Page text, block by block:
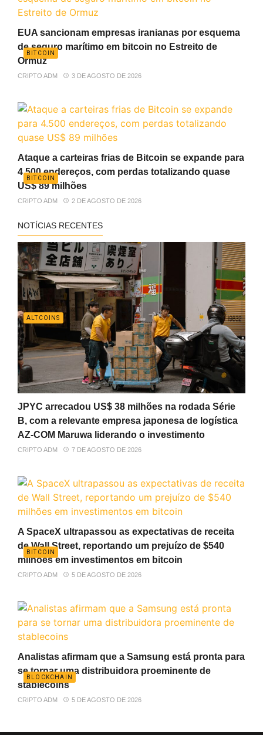
BITCOIN
EUA sancionam empresas iranianas por esquema
de seguro marítimo em bitcoin no Estreito de
Ormuz
CRIPTO ADM 3 DE AGOSTO DE 2026
BITCOIN
Ataque a carteiras frias de Bitcoin se expande para
4.500 endereços, com perdas totalizando quase
US$ 89 milhões
CRIPTO ADM 2 DE AGOSTO DE 2026
NOTÍCIAS RECENTES
ALTCOINS
JPYC arrecadou US$ 38 milhões na rodada Série
B, com a relevante empresa japonesa de logística
AZ-COM Maruwa liderando o investimento
CRIPTO ADM 7 DE AGOSTO DE 2026
BITCOIN
A SpaceX ultrapassou as expectativas de receita
de Wall Street, reportando um prejuízo de $540
milhões em investimentos em bitcoin
CRIPTO ADM 5 DE AGOSTO DE 2026
BLOCKCHAIN
Analistas afirmam que a Samsung está pronta para
se tornar uma distribuidora proeminente de
stablecoins
CRIPTO ADM 5 DE AGOSTO DE 2026